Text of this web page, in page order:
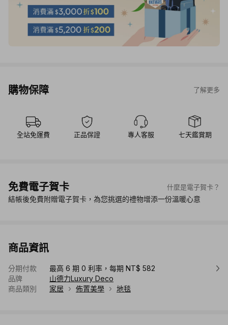
購物保障 了解更多
全站免運費 正品保證 專人客服 七天鑑賞期
免費電子賀卡 什麼是電子賀卡？
結帳後免費附贈電子賀卡，為您挑選的禮物增添一份溫暖心意
商品資訊
分期付款
最高 6 期 0 利率，每期 NT$ 582
品牌
山德力Luxury Deco
商品類別
家居 佈置美學 地毯